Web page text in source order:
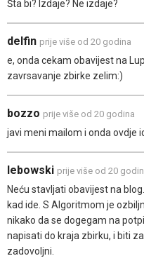
Šta bi? Izdaje? Ne izdaje?
delfin prije više od 20 godina
e, onda cekam obavijest na
zavrsavanje zbirke zelim:)
bozzo prije više od 20 godina
javi meni mailom i onda ovdje
lebowski prije više od 20
Neću stavljati obavijest na
kad ide. S Algoritmom je
nikako da se dogegam na
napisati do kraja zbirku, i biti
zadovoljni.